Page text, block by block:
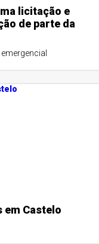
licitação e
de parte da
em Castelo